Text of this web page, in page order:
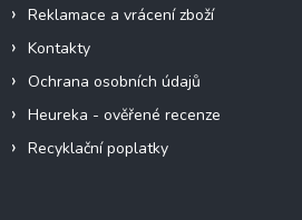
Reklamace a vrácení zboží
Kontakty
Ochrana osobních údajů
Heureka - ověřené recenze
Recyklační poplatky